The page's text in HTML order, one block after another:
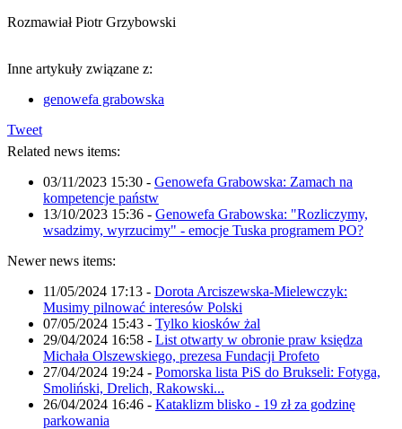
Rozmawiał Piotr Grzybowski
Inne artykuły związane z:
genowefa grabowska
Tweet
Related news items:
03/11/2023 15:30 - Genowefa Grabowska: Zamach na
kompetencje państw
13/10/2023 15:36 - Genowefa Grabowska: "Rozliczymy,
wsadzimy, wyrzucimy" - emocje Tuska programem PO?
Newer news items:
11/05/2024 17:13 - Dorota Arciszewska-Mielewczyk:
Musimy pilnować interesów Polski
07/05/2024 15:43 - Tylko kiosków żal
29/04/2024 16:58 - List otwarty w obronie praw księdza
Michała Olszewskiego, prezesa Fundacji Profeto
27/04/2024 19:24 - Pomorska lista PiS do Brukseli: Fotyga,
Smoliński, Drelich, Rakowski...
26/04/2024 16:46 - Kataklizm blisko - 19 zł za godzinę
parkowania